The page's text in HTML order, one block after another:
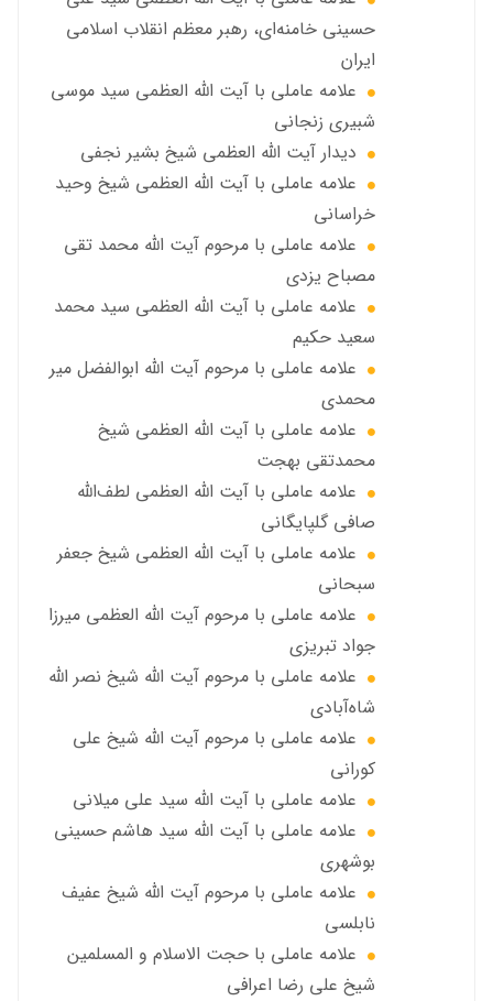
حسینی خامنه‌ای، رهبر معظم انقلاب اسلامی
ایران
علامه عاملي با آيت الله العظمى سید موسی
شبيري زنجاني
ديدار آيت الله العظمى شيخ بشير نجفي
علامه عاملی با آيت الله العظمى شيخ وحيد
خراساني
علامه عاملی با مرحوم آيت الله محمد تقي
مصباح يزدي
علامه عاملي با آیت الله العظمی سید محمد
سعید حکیم
علامه عاملي با مرحوم آیت الله ابوالفضل مير
محمدي
علامه عاملی با آيت الله العظمى شيخ
محمدتقی بهجت
علامه عاملي با آیت الله العظمی لطف‌الله
صافی گلپایگانی
علامه عاملی با آيت الله العظمى شيخ جعفر
سبحاني
علامه عاملی با مرحوم آيت الله العظمى ميرزا
جواد تبريزي
علامه عاملی با مرحوم آيت الله شيخ نصر الله
شاه‌آبادي
علامه عاملی با مرحوم آيت الله شيخ علي
كوراني
علامه عاملی با آیت الله سيد علي ميلاني
علامه عاملی با آيت الله سید هاشم حسینی
بوشهری
علامه عاملی با مرحوم آيت الله شيخ عفيف
نابلسي
علامه عاملي با حجت الاسلام و المسلمین
شیخ علی رضا اعرافی